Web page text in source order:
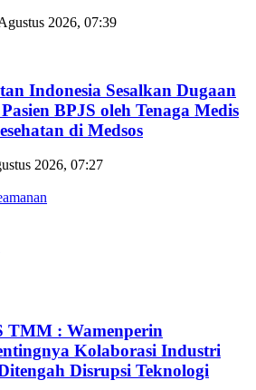
2026, 07:39
Indonesia Sesalkan Dugaan
BPJS oleh Tenaga Medis
di Medsos
2026, 07:27
TMM : Wamenperin
Kolaborasi Industri
Disrupsi Teknologi